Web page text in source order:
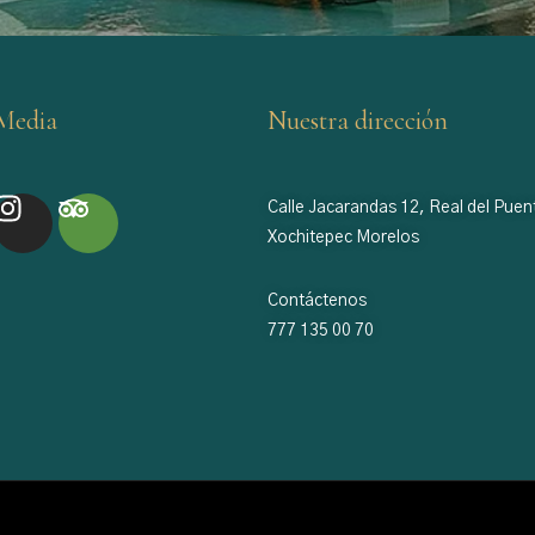
Nuestra dirección
Calle Jacarandas 12, Real del
Xochitepec Morelos
Contáctenos
777 135 00 70